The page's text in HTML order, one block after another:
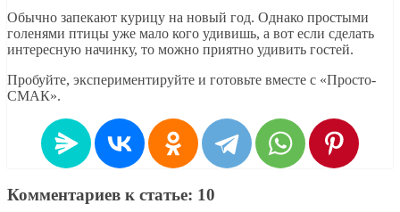
Обычно запекают курицу на новый год. Однако простыми
голенями птицы уже мало кого удивишь, а вот если сделать
интересную начинку, то можно приятно удивить гостей.
Пробуйте, экспериментируйте и готовьте вместе с «Просто-
СМАК».
Комментариев к статье: 10